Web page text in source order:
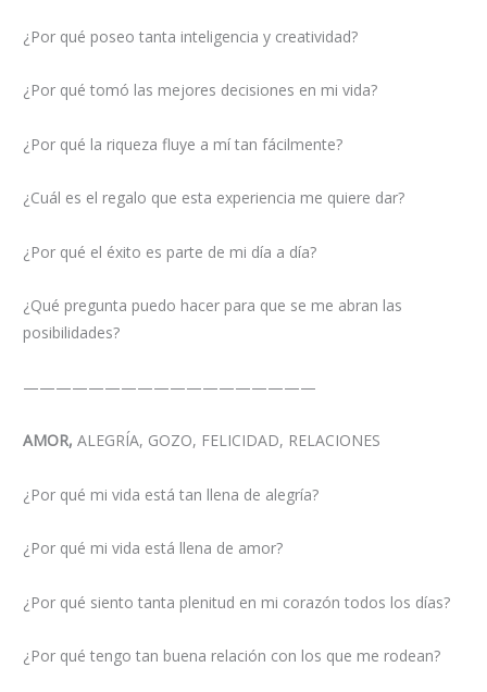
¿Por qué poseo tanta inteligencia y creatividad?
¿Por qué tomó las mejores decisiones en mi vida?
¿Por qué la riqueza fluye a mí tan fácilmente?
¿Cuál es el regalo que esta experiencia me quiere dar?
¿Por qué el éxito es parte de mi día a día?
¿Qué pregunta puedo hacer para que se me abran las
posibilidades?
——————————————————
AMOR, ALEGRÍA, GOZO, FELICIDAD, RELACIONES
¿Por qué mi vida está tan llena de alegría?
¿Por qué mi vida está llena de amor?
¿Por qué siento tanta plenitud en mi corazón todos los días?
¿Por qué tengo tan buena relación con los que me rodean?